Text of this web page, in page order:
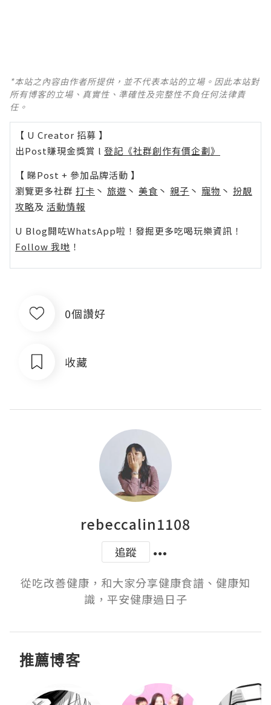
*本站之內容由作者所提供，並不代表本站的立場。因此本站對
所有博客的立場、真實性、準確性及完整性不負任何法律責
任。
【 U Creator 招募 】
出Post賺現金獎賞 l 登記《社群創作有價企劃》
【 睇Post + 參加品牌活動 】
瀏覽更多社群 打卡 丶 旅遊 丶 美食 丶 親子 丶 寵物 丶 扮靚
攻略及 活動情報
U Blog開咗WhatsApp啦！發掘更多吃喝玩樂資訊！
Follow 我哋 ！
0個讚好
收藏
rebeccalin1108
追蹤
從吃改善健康，和大家分享健康食譜、健康知
識，平安健康過日子
推薦博客